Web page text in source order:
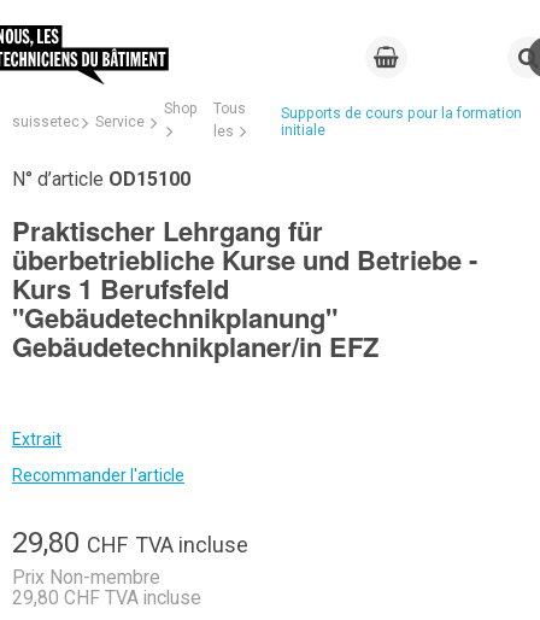
suissetec Service
Shop
Tous
les
Supports de cours pour la formation
initiale
N° d’article OD15100
Praktischer Lehrgang für
überbetriebliche Kurse und Betriebe -
Kurs 1 Berufsfeld
"Gebäudetechnikplanung"
Gebäudetechnikplaner/in EFZ
Extrait
Recommander l'article
29,80 CHF TVA incluse
Prix Non-membre
29,80 CHF TVA incluse